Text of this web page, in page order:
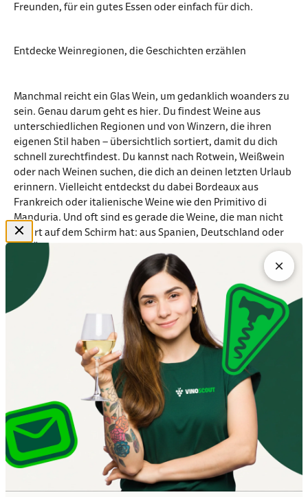
Freunden, für ein gutes Essen oder einfach für dich.
Entdecke Weinregionen, die Geschichten erzählen
Manchmal reicht ein Glas Wein, um gedanklich woanders zu
sein. Genau darum geht es hier. Du findest Weine aus
unterschiedlichen Regionen und von Winzern, die ihren
eigenen Stil haben – übersichtlich sortiert, damit du dich
schnell zurechtfindest. Du kannst nach Rotwein, Weißwein
oder nach Weinen suchen, die dich an deinen letzten Urlaub
erinnern. Vielleicht entdeckst du dabei Bordeaux aus
Frankreich oder italienische Weine wie den Primitivo di
Manduria. Und oft sind es gerade die Weine, die man nicht
sofort auf dem Schirm hat: aus Spanien, Deutschland oder
aus Übersee. Weine, die überraschen und genau deshalb im
Kopf bleiben.
Lust auf etwas Prickelndes?
Manchmal braucht es keinen Anlass – nur den richtigen
Moment. Ein frischer Prosecco, ein eleganter Crémant oder
ein lebendiger Sekt bringt genau das mit, was solche
Augenblicke besonders macht. Wenn du Schaumwein online
auswählst, merkst du schnell, wie unterschiedlich diese
Stilrichtungen sein können. Ideal für spontane Abende,
kleine Feiern oder einfach, um dir selbst etwas Gutes zu tun.
Kostenloser Versand